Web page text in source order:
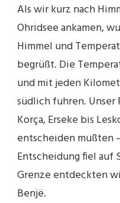
Als wir kurz nach
Ohridsee ankamen,
Himmel und
begrüßt. Die
und mit jeden
südlich fuhren.
Korça, Erseke bis
entscheiden mußten
Entscheidung fiel auf
Grenze entdeckten
Benjë.